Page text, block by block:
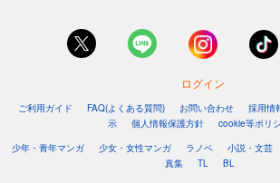
ログイン
ご利用ガイド FAQ(よくある質問) お問い合わせ 採用情
示
個人情報保護方針
cookie等ポリ
少年・青年マンガ
少女・女性マンガ ラノベ 小説・文芸
真集
TL BL